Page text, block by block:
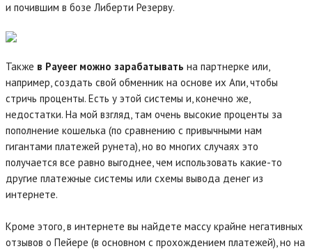
и почившим в бозе Либерти Резерву.
Также в Payeer можно зарабатывать на партнерке или,
например, создать свой обменник на основе их Апи, чтобы
стричь проценты. Есть у этой системы и, конечно же,
недостатки. На мой взгляд, там очень высокие проценты за
пополнение кошелька (по сравнению с привычными нам
гигантами платежей рунета), но во многих случаях это
получается все равно выгоднее, чем использовать какие-то
другие платежные системы или схемы вывода денег из
интернете.
Кроме этого, в интернете вы найдете массу крайне негативных
отзывов о Пейере (в основном с прохождением платежей), но на